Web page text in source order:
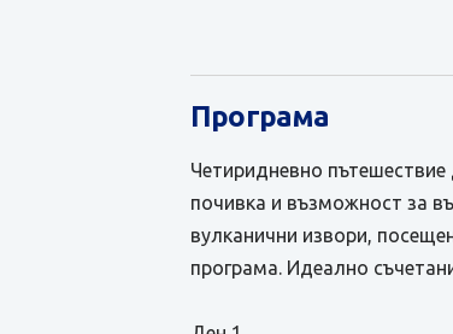
Програма
Четиридневно
почивка и възможност за
вулканични извори,
програма. Идеално